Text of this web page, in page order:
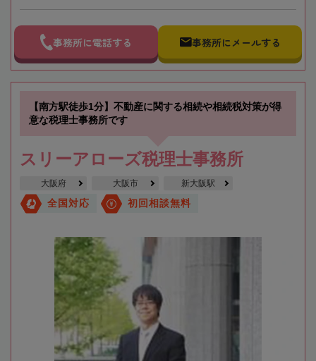
事務所に電話する 事務所にメールする
【南方駅徒歩1分】不動産に関する相続や相続税対策が得
意な税理士事務所です
スリーアローズ税理士事務所
大阪府 大阪市 新大阪駅
全国対応 初回相談無料